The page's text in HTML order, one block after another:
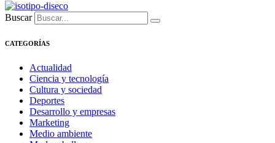
Buscar
CATEGORÍAS
Actualidad
Ciencia y tecnología
Cultura y sociedad
Deportes
Desarrollo y empresas
Marketing
Medio ambiente